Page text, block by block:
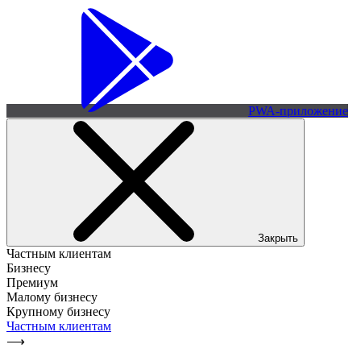
PWA-приложение
Закрыть
Частным клиентам
Бизнесу
Премиум
Малому бизнесу
Крупному бизнесу
Частным клиентам
⟶